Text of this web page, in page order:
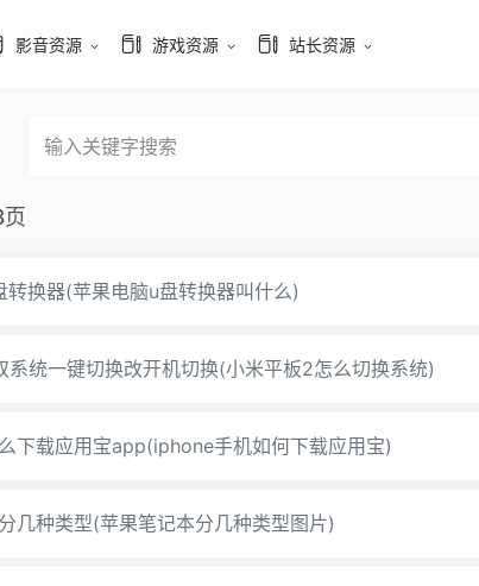
影音资源 游戏资源 站长资源
转换器(苹果电脑u盘转换器叫什么)
系统一键切换改开机切换(小米平板2怎么切换系统)
下载应用宝app(iphone手机如何下载应用宝)
几种类型(苹果笔记本分几种类型图片)